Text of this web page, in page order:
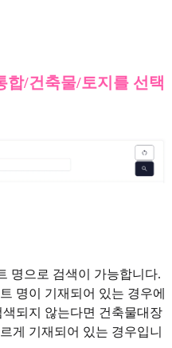
합/건축물/토지를 선택
명으로 검색이 가능합니다.
명이 기재되어 있는 경우에
되지 않는다면 건축물대장
게 기재되어 있는 경우입니